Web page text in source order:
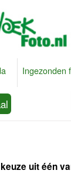
Ingezonden
uit één